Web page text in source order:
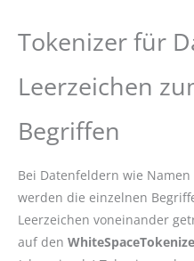
Tokenizer für
Leerzeichen
Begriffen
Bei Datenfeldern wie
werden die einzelnen
Leerzeichen voneinander
auf den